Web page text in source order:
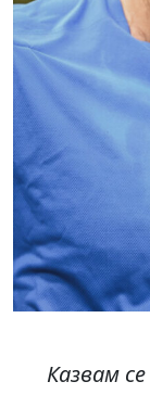
Казвам